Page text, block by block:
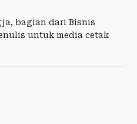
bagian dari Bisnis
untuk media cetak